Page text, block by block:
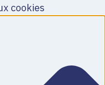
cookies